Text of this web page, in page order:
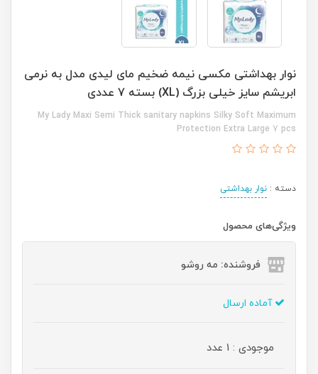
نوار بهداشتی مکسی نیمه ضخیم مای لیدی مدل به نرمی
ابریشم سایز خیلی بزرگ (XL) بسته 7 عددی
My Lady Maxi Semi Thick sanitary napkins Silky Soft Maximum
Protection Extra Large 7 pcs
دسته : نوار بهداشتی
ویژگی‌های محصول
فروشنده: مه رو‌شو
آماده ارسال
موجودی : 1 عدد